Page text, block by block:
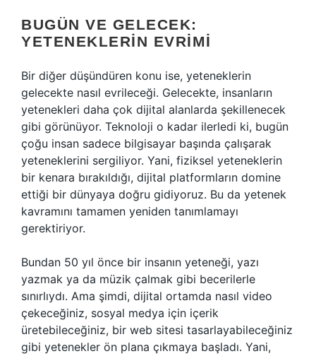
BUGÜN VE GELECEK:
YETENEKLERIN EVRIMI
Bir diğer düşündüren konu ise, yeteneklerin
gelecekte nasıl evrileceği. Gelecekte, insanların
yetenekleri daha çok dijital alanlarda şekillenecek
gibi görünüyor. Teknoloji o kadar ilerledi ki, bugün
çoğu insan sadece bilgisayar başında çalışarak
yeteneklerini sergiliyor. Yani, fiziksel yeteneklerin
bir kenara bırakıldığı, dijital platformların domine
ettiği bir dünyaya doğru gidiyoruz. Bu da yetenek
kavramını tamamen yeniden tanımlamayı
gerektiriyor.
Bundan 50 yıl önce bir insanın yeteneği, yazı
yazmak ya da müzik çalmak gibi becerilerle
sınırlıydı. Ama şimdi, dijital ortamda nasıl video
çekeceğiniz, sosyal medya için içerik
üretebileceğiniz, bir web sitesi tasarlayabileceğiniz
gibi yetenekler ön plana çıkmaya başladı. Yani,